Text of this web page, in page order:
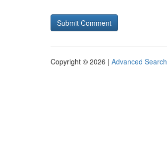
Copyright © 2026 | Advanced Search